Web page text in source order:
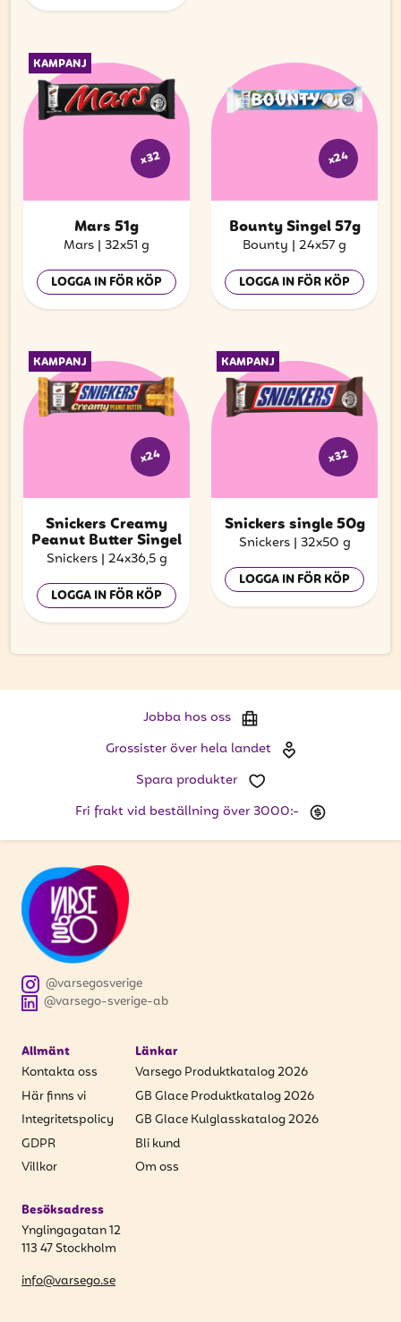
KAMPANJ
x32
Mars 51g
Mars | 32x51 g
LOGGA IN FÖR KÖP
x24
Bounty Singel 57g
Bounty | 24x57 g
LOGGA IN FÖR KÖP
KAMPANJ
x24
Snickers Creamy
Peanut Butter Singel
Snickers | 24x36,5 g
LOGGA IN FÖR KÖP
KAMPANJ
x32
Snickers single 50g
Snickers | 32x50 g
LOGGA IN FÖR KÖP
Jobba hos oss
Grossister över hela landet
Spara produkter
Fri frakt vid beställning över 3000:-
@varsego-sverige-ab
@varsegosverige
Allmänt
Kontakta oss
Här finns vi
Integritetspolicy
GDPR
Villkor
Länkar
Varsego Produktkatalog 2026
GB Glace Produktkatalog 2026
GB Glace Kulglasskatalog 2026
Bli kund
Om oss
Besöksadress
Ynglingagatan 12
113 47 Stockholm
info@varsego.se